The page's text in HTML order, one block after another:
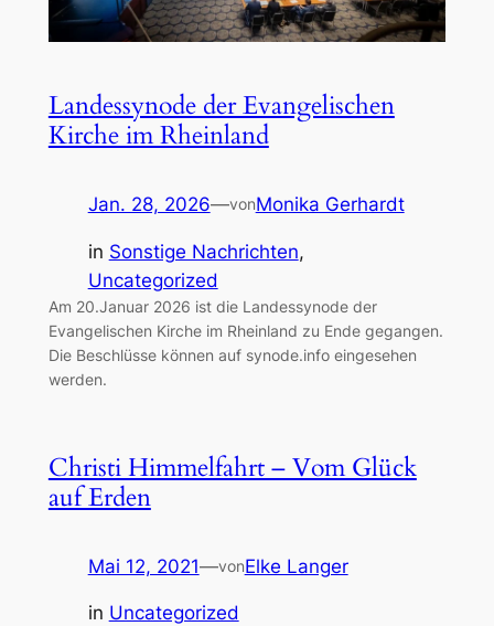
Landessynode der Evangelischen
Kirche im Rheinland
Jan. 28, 2026—vonMonika Gerhardt
in Sonstige Nachrichten
Uncategorized
Am 20.Januar 2026 ist die Landessynode der
Evangelischen Kirche im Rheinland zu Ende gegangen.
Die Beschlüsse können auf synode.info eingesehen
werden.
Christi Himmelfahrt – Vom Glück
auf Erden
Mai 12, 2021—vonElke Langer
in Uncategorized